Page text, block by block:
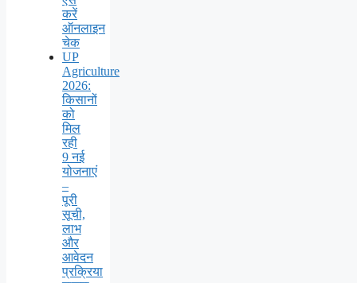
करें
ऑनलाइन
चेक
UP
Agriculture
2026:
किसानों
को
मिल
रही
9 नई
योजनाएं
–
पूरी
सूची,
लाभ
और
आवेदन
प्रक्रिया